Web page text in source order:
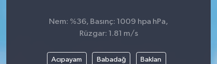
Nem: %36, Basınç: 1009 hpa hPa,
Rüzgar: 1.81 m/s
Acıpayam Babadağ Baklan